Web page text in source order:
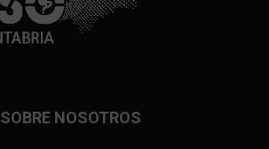
SOBRE NOSOTROS